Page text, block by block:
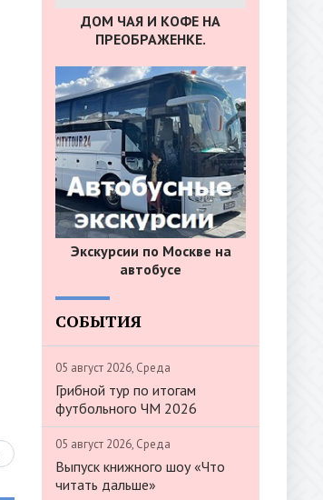
ДОМ ЧАЯ И КОФЕ НА
ПРЕОБРАЖЕНКЕ.
Экскурсии по Москве на
автобусе
СОБЫТИЯ
05 август 2026, Среда
Грибной тур по итогам
футбольного ЧМ 2026
05 август 2026, Среда
Выпуск книжного шоу «Что
читать дальше»